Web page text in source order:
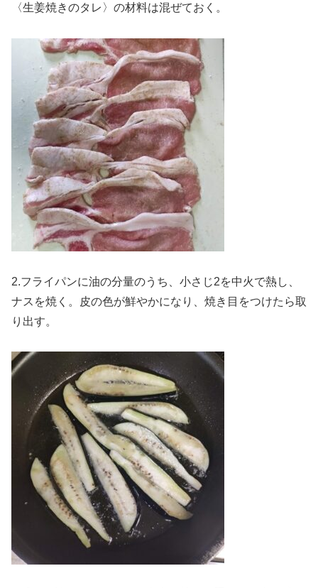
〈生姜焼きのタレ〉の材料は混ぜておく。
2.フライパンに油の分量のうち、小さじ2を中火で熱し、
ナスを焼く。皮の色が鮮やかになり、焼き目をつけたら取
り出す。